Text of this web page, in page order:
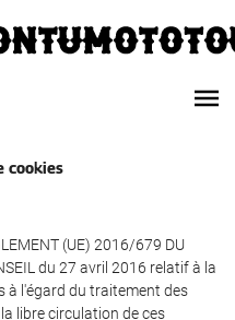
cookies
(UE) 2016/679 DU
du 27 avril 2016 relatif à la
à l'égard du traitement des
libre circulation de ces